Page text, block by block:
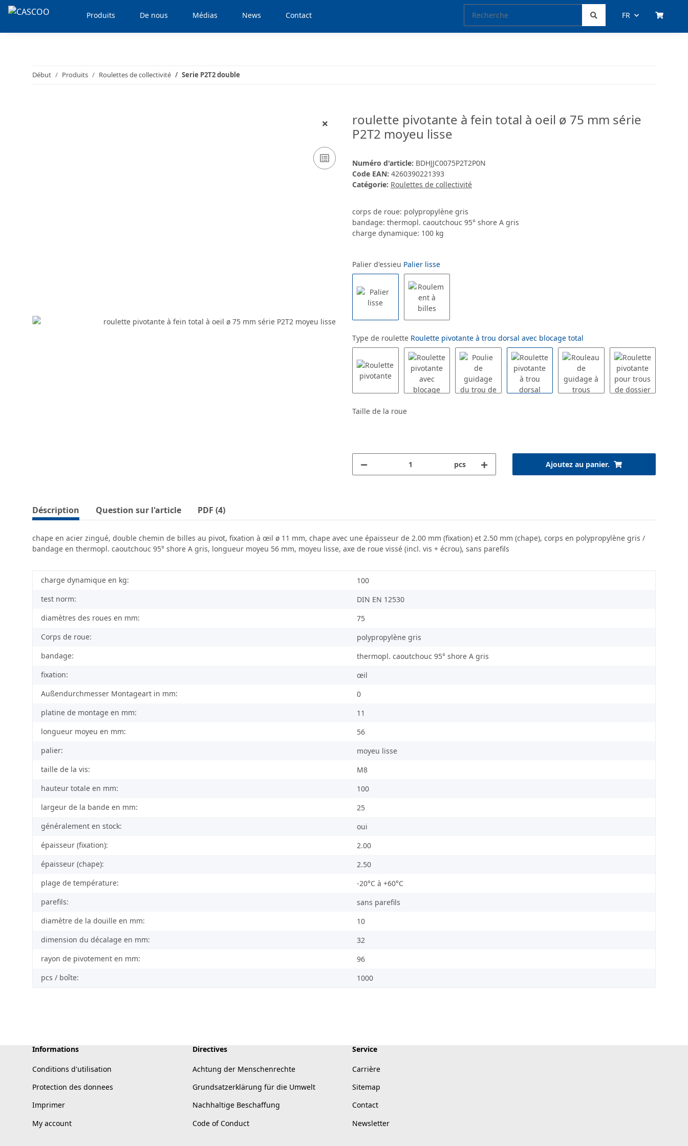
FR
Produits De nous Médias News Contact
Début Produits Roulettes de collectivité Serie P2T2 double
roulette pivotante à fein total à oeil ø 75 mm série
P2T2 moyeu lisse
Numéro d'article: BDHJJC0075P2T2P0N
Code EAN: 4260390221393
Catégorie: Roulettes de collectivité
corps de roue: polypropylène gris
bandage: thermopl. caoutchouc 95° shore A gris
charge dynamique: 100 kg
Palier d'essieu Palier lisse
Type de roulette Roulette pivotante à trou dorsal avec blocage total
Taille de la roue
pcs Ajoutez au panier.
Déscription Question sur l'article PDF (4)
chape en acier zingué, double chemin de billes au pivot, fixation à œil ø 11 mm, chape avec une épaisseur de 2.00 mm (fixation) et 2.50 mm (chape), corps en polypropylène gris /
bandage en thermopl. caoutchouc 95° shore A gris, longueur moyeu 56 mm, moyeu lisse, axe de roue vissé (incl. vis + écrou), sans parefils
charge dynamique en kg:
100
test norm:
DIN EN 12530
diamètres des roues en mm:
75
Corps de roue:
polypropylène gris
bandage:
thermopl. caoutchouc 95° shore A gris
fixation:
œil
Außendurchmesser Montageart in mm:
0
platine de montage en mm:
11
longueur moyeu en mm:
56
palier:
moyeu lisse
taille de la vis:
M8
hauteur totale en mm:
100
largeur de la bande en mm:
25
généralement en stock:
oui
épaisseur (fixation):
2.00
épaisseur (chape):
2.50
plage de température:
-20°C à +60°C
parefils:
sans parefils
diamètre de la douille en mm:
10
dimension du décalage en mm:
32
rayon de pivotement en mm:
96
pcs / boîte:
1000
Informations
Conditions d'utilisation
Protection des donnees
Imprimer
My account
Directives
Achtung der Menschenrechte
Grundsatzerklärung für die Umwelt
Nachhaltige Beschaffung
Code of Conduct
Service
Carrière
Sitemap
Contact
Newsletter